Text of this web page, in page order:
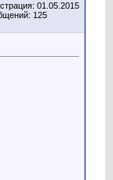
01.05.2015
125